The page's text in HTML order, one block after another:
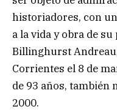
historiadores, con
a la vida y obra de
Billinghurst
Corrientes el 8 de
de 93 años, también
2000.